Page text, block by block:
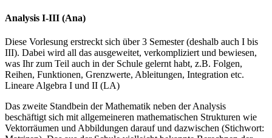
Analysis I-III (Ana)
Diese Vorlesung erstreckt sich über 3 Semester (deshalb auch I bis
III). Dabei wird all das ausgeweitet, verkompliziert und bewiesen,
was Ihr zum Teil auch in der Schule gelernt habt, z.B. Folgen,
Reihen, Funktionen, Grenzwerte, Ableitungen, Integration etc.
Lineare Algebra I und II (LA)
Das zweite Standbein der Mathematik neben der Analysis
beschäftigt sich mit allgemeineren mathematischen Strukturen wie
Vektorräumen und Abbildungen darauf und dazwischen (Stichwort: